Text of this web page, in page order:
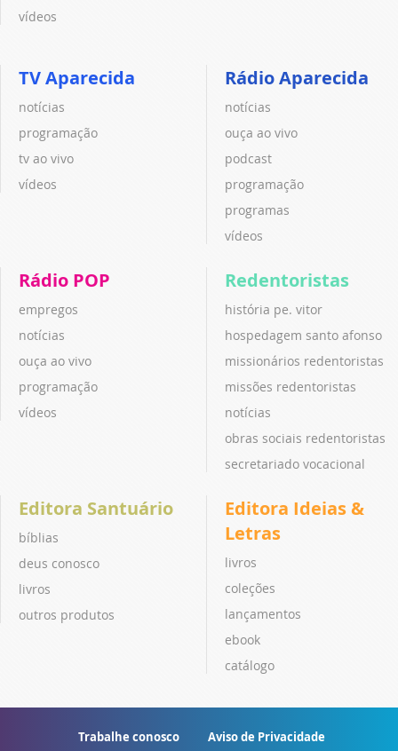
vídeos
TV Aparecida
notícias
programação
tv ao vivo
vídeos
Rádio Aparecida
notícias
ouça ao vivo
podcast
programação
programas
vídeos
Rádio POP
empregos
notícias
ouça ao vivo
programação
vídeos
Redentoristas
história pe. vitor
hospedagem santo afonso
missionários redentoristas
missões redentoristas
notícias
obras sociais redentoristas
secretariado vocacional
Editora Santuário
bíblias
deus conosco
livros
outros produtos
Editora Ideias &
Letras
livros
coleções
lançamentos
ebook
catálogo
Trabalhe conosco Aviso de Privacidade